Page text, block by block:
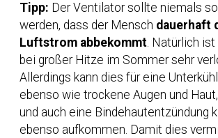
Tipp: Der Ventilator sollte niemals
werden, dass der Mensch dauerhaft
Luftstrom abbekommt. Natürlich
bei großer Hitze im Sommer sehr
Allerdings kann dies für eine
ebenso wie trockene Augen und
und auch eine Bindehautentzündung
ebenso aufkommen. Damit dies